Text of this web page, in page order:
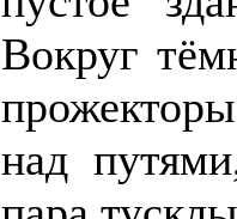
Вокруг
над